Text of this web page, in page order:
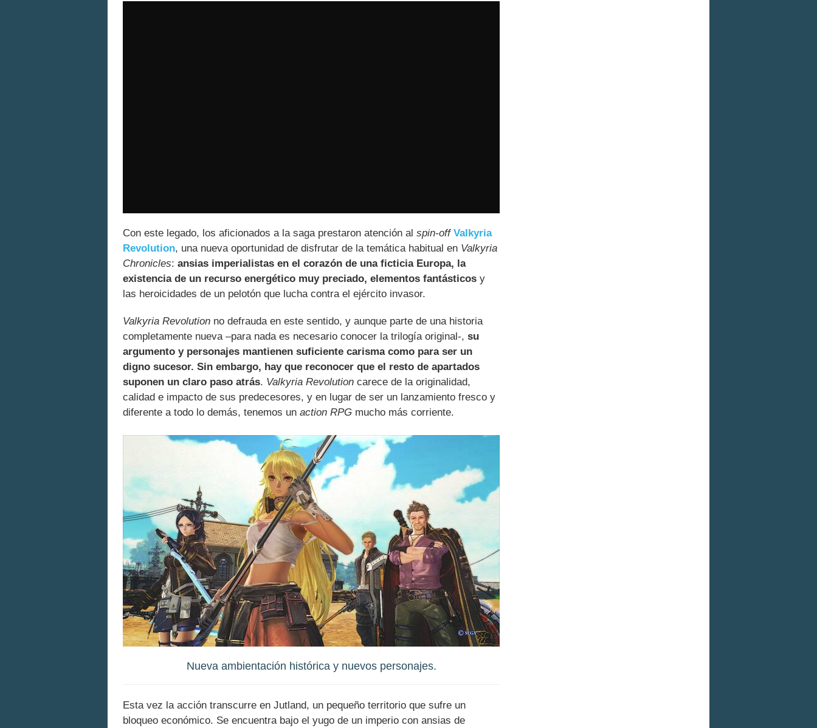
Con este legado, los aficionados a la saga prestaron atención al spin-off Valkyria
Revolution, una nueva oportunidad de disfrutar de la temática habitual en Valkyria
Chronicles: ansias imperialistas en el corazón de una ficticia Europa, la
existencia de un recurso energético muy preciado, elementos fantásticos y
las heroicidades de un pelotón que lucha contra el ejército invasor.
Valkyria Revolution no defrauda en este sentido, y aunque parte de una historia
completamente nueva –para nada es necesario conocer la trilogía original-, su
argumento y personajes mantienen suficiente carisma como para ser un
digno sucesor. Sin embargo, hay que reconocer que el resto de apartados
suponen un claro paso atrás. Valkyria Revolution carece de la originalidad,
calidad e impacto de sus predecesores, y en lugar de ser un lanzamiento fresco y
diferente a todo lo demás, tenemos un action RPG mucho más corriente.
Nueva ambientación histórica y nuevos personajes.
Esta vez la acción transcurre en Jutland, un pequeño territorio que sufre un
bloqueo económico. Se encuentra bajo el yugo de un imperio con ansias de